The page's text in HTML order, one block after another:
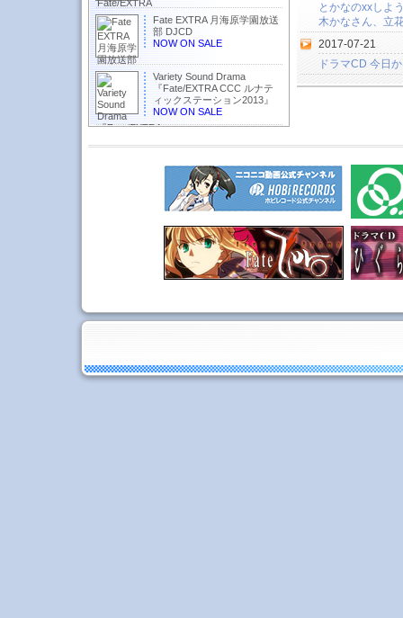
Fate EXTRA 月海原学園放送
部 DJCD
NOW ON SALE
Variety Sound Drama
『Fate/EXTRA CCC ルナテ
ィックステーション2013』
NOW ON SALE
とかなのxxしよ
木かなさん、立
2017-07-21
ドラマCD 今日